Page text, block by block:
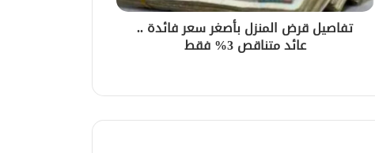
تفاصيل قرض المنزل بأصغر سعر فائدة ..
عائد متناقص 3% فقط